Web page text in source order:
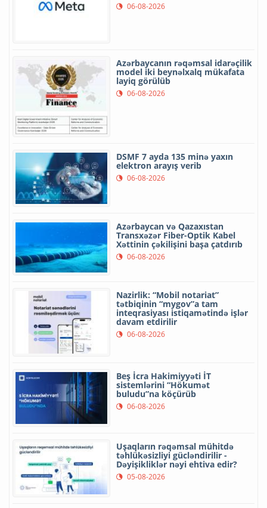
06-08-2026
Azərbaycanın rəqəmsal idarəçilik
model iki beynəlxalq mükafata
layiq görülüb
06-08-2026
DSMF 7 ayda 135 minə yaxın
elektron arayış verib
06-08-2026
Azərbaycan və Qazaxıstan
Transxəzər Fiber-Optik Kabel
Xəttinin çəkilişini başa çatdırıb
06-08-2026
Nazirlik: “Mobil notariat”
tətbiqinin “mygov”a tam
inteqrasiyası istiqamətində işlər
davam etdirilir
06-08-2026
Beş İcra Hakimiyyəti İT
sistemlərini “Hökumət
buludu”na köçürüb
06-08-2026
Uşaqların rəqəmsal mühitdə
təhlükəsizliyi gücləndirilir -
Dəyişikliklər nəyi ehtiva edir?
05-08-2026